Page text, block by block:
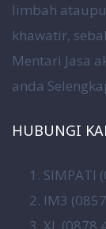
limbah
khawatir,
Mentari Jasa
anda
HUBUNGI
SIMPATI
IM3